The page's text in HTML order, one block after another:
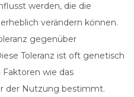
werden, die die
verändern können.
gegenüber
Toleranz ist oft genetisch
wie das
der Nutzung bestimmt.